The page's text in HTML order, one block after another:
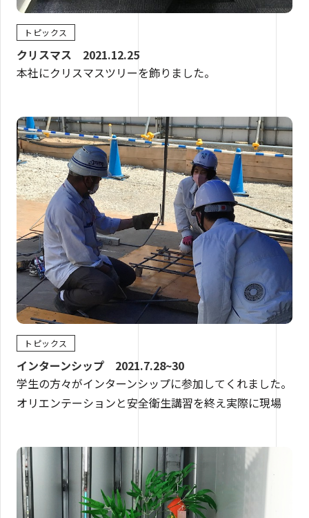
トピックス
クリスマス 2021.12.25
本社にクリスマスツリーを飾りました。
トピックス
インターンシップ 2021.7.28~30
学生の方々がインターンシップに参加してくれました。
オリエンテーションと安全衛生講習を終え実際に現場